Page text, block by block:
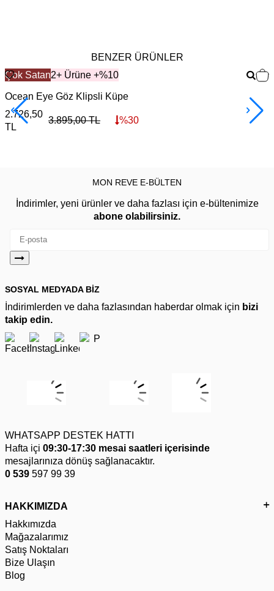
BENZER ÜRÜNLER
Çok Satan2+ Ürüne +%10
Ocean Eye Göz Klipsli Küpe
2.726,50
TL
3.895,00TL %30
MON REVE E-BÜLTEN
İndirimler, yeni ürünler ve daha fazlası için e-bültenimize
abone olabilirsiniz.
SOSYAL MEDYADA BİZ
İndirimlerden ve daha fazlasından haberdar olmak için bizi
takip edin.
WHATSAPP DESTEK HATTI
Hafta içi 09:30-17:30 mesai saatleri içerisinde
mesajlarınıza dönüş sağlanacaktır.
0 539 597 99 39
HAKKIMIZDA
Hakkımızda
Mağazalarımız
Satış Noktaları
Bize Ulaşın
Blog